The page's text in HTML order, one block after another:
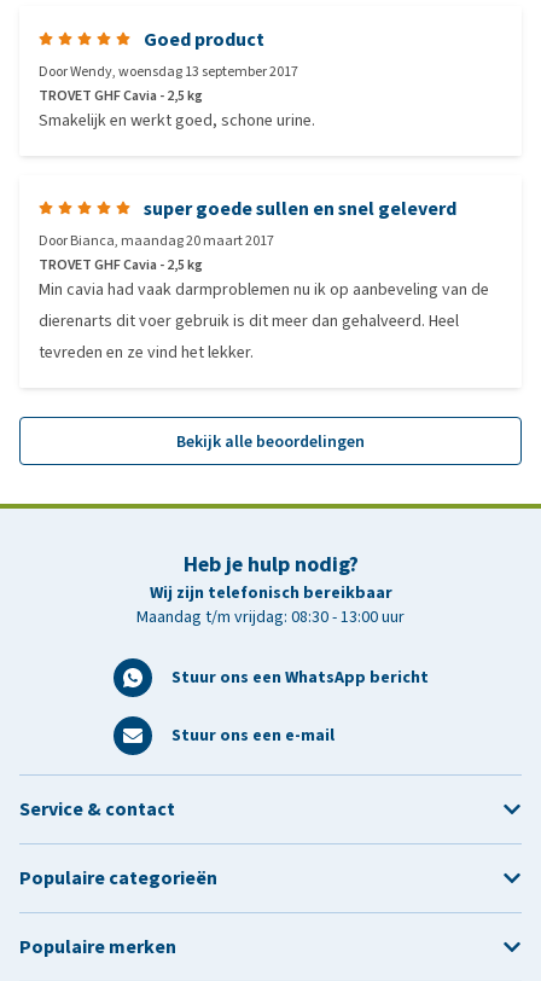
Goed product
DoorWendy,woensdag 13 september 2017
TROVET GHF Cavia - 2,5 kg
Smakelijk en werkt goed, schone urine.
super goede sullen en snel geleverd
DoorBianca, maandag 20 maart 2017
TROVET GHF Cavia - 2,5 kg
Min cavia had vaak darmproblemen nu ik op aanbeveling van de
dierenarts dit voer gebruik is dit meer dan gehalveerd. Heel
tevreden en ze vind het lekker.
Bekijk alle beoordelingen
Heb je hulp nodig?
Wij zijn telefonisch bereikbaar
Maandag t/m vrijdag: 08:30 - 13:00 uur
Stuur ons een WhatsApp bericht
Stuur ons een e-mail
Service & contact
Populaire categorieën
Populaire merken